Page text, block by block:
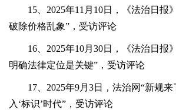
15、2025年11月10日，《法治日报
破除价格乱象”，受访评论
16、2025年10月30日，《法治日报
明确法律定位是关键”，受访评论
17、2025年9月3日，法治网“新规
入‘标识’时代”，受访评论